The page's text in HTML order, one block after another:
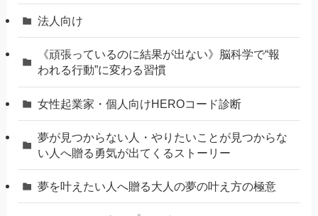
法人向け
《頑張っているのに結果が出ない》脳科学で“報
われる行動”に変わる習慣
女性起業家・個人向けHEROコード診断
夢が見つからない人・やりたいことが見つからな
い人へ贈る勇気が出てくるストーリー
夢を叶えたい人へ贈る大人の夢の叶え方の極意